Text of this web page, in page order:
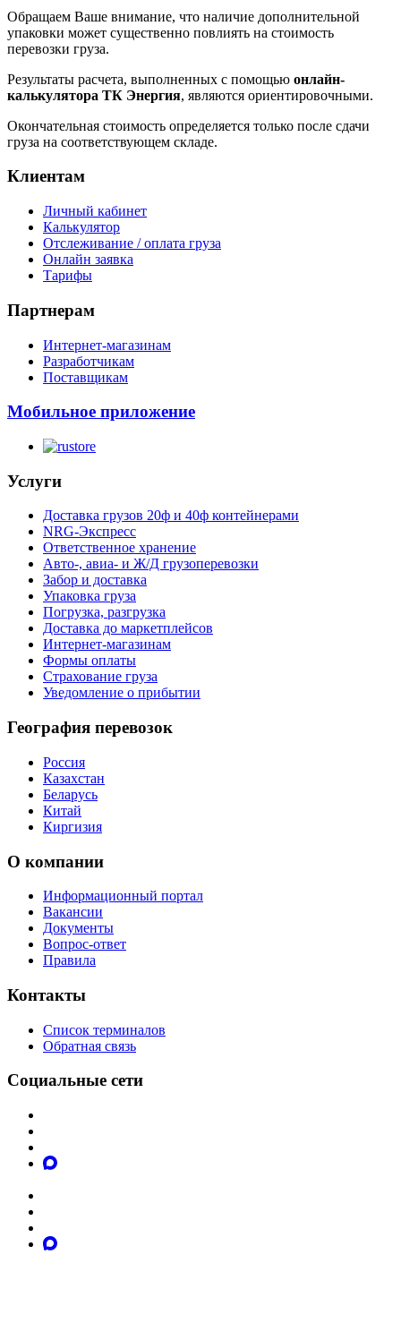
Обращаем Ваше внимание, что наличие дополнительной
упаковки может существенно повлиять на стоимость
перевозки груза.
Результаты расчета, выполненных с помощью онлайн-
калькулятора ТК Энергия, являются ориентировочными.
Окончательная стоимость определяется только после сдачи
груза на соответствующем складе.
Клиентам
Личный кабинет
Калькулятор
Отслеживание / оплата груза
Онлайн заявка
Тарифы
Партнерам
Интернет-магазинам
Разработчикам
Поставщикам
Мобильное приложение
Услуги
Доставка грузов 20ф и 40ф контейнерами
NRG-Экспресс
Ответственное хранение
Авто-, авиа- и Ж/Д грузоперевозки
Забор и доставка
Упаковка груза
Погрузка, разгрузка
Доставка до маркетплейсов
Интернет-магазинам
Формы оплаты
Страхование груза
Уведомление о прибытии
География перевозок
Россия
Казахстан
Беларусь
Китай
Киргизия
О компании
Информационный портал
Вакансии
Документы
Вопрос-ответ
Правила
Контакты
Список терминалов
Обратная связь
Социальные сети